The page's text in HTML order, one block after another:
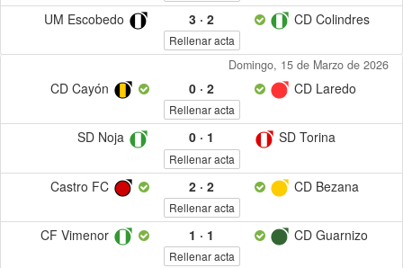
UM Escobedo 3· 2 CD Colindres
Rellenar acta
Domingo, 15 de Marzo de 2026
CD Cayón 0· 2 CD Laredo
Rellenar acta
SD Noja 0· 1 SD Torina
Rellenar acta
Castro FC 2· 2 CD Bezana
Rellenar acta
CF Vimenor 1 · 1 CD Guarnizo
Rellenar acta